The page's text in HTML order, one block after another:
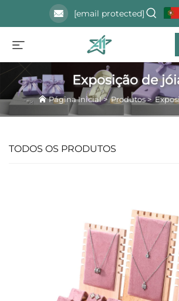
[email protected]
Exposição de
Página Inicial>Produtos>
TODOS OS PRODUTOS